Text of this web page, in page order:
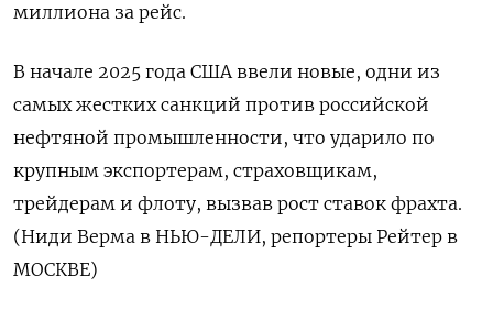
миллиона за рейс.
В начале 2025 года США ввели новые, одни из
самых жестких санкций против российской
нефтяной промышленности, что ударило по
крупным экспортерам, страховщикам,
трейдерам и флоту, вызвав рост ставок фрахта.
(Ниди Верма в НЬЮ-ДЕЛИ, репортеры Рейтер в
МОСКВЕ)